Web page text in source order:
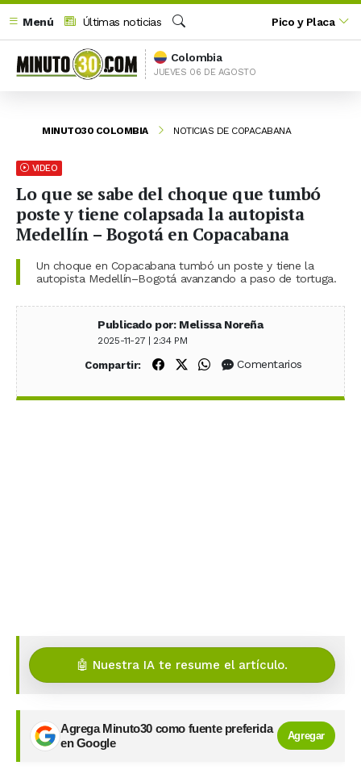
Menú
Últimas noticias
Buscar
Pico y Placa
Colombia
JUEVES 06 DE AGOSTO
MINUTO30 COLOMBIA NOTICIAS DE COPACABANA
VIDEO
Lo que se sabe del choque que tumbó
poste y tiene colapsada la autopista
Medellín – Bogotá en Copacabana
Un choque en Copacabana tumbó un poste y tiene la
autopista Medellín–Bogotá avanzando a paso de tortuga.
Publicado por: Melissa Noreña
2025-11-27 | 2:34 PM
Compartir: Compartir en Facebook
Compartir en X (Twitter)
Compartir en WhatsApp
Comentarios
🤖 Nuestra IA te resume el artículo.
Agrega Minuto30 como fuente preferida
en Google
Agregar